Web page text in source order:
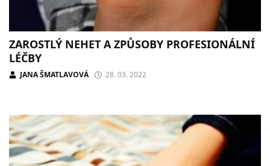
ZAROSTLÝ NEHET A ZPŮSOBY PROFESIONÁLNÍ
LÉČBY
JANA ŠMATLAVOVÁ 28. 03. 2022